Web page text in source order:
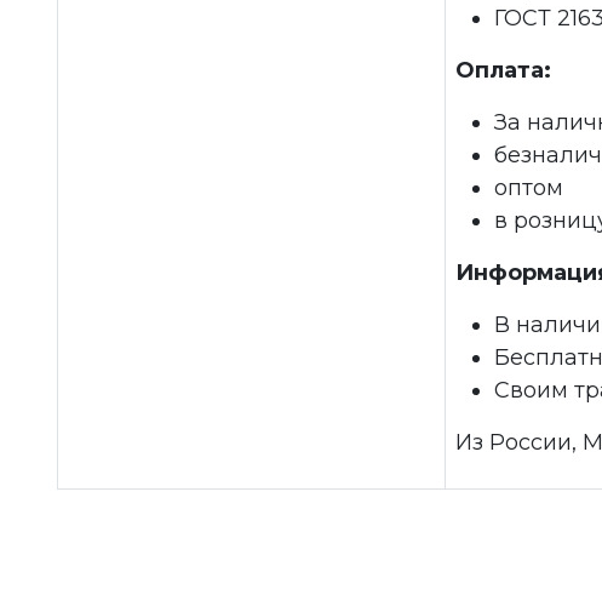
ГОСТ
Оплата:
За
оптом
в
В
Своим
Из России,